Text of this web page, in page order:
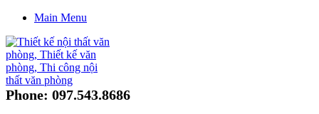
Main Menu
Phone: 097.543.8686